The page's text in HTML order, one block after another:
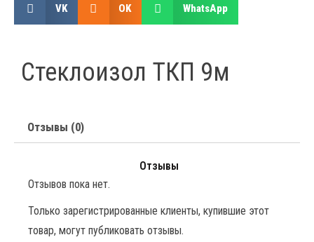
VK OK WhatsApp
Стеклоизол ТКП 9м
Отзывы (0)
Отзывы
Отзывов пока нет.
Только зарегистрированные клиенты, купившие этот
товар, могут публиковать отзывы.